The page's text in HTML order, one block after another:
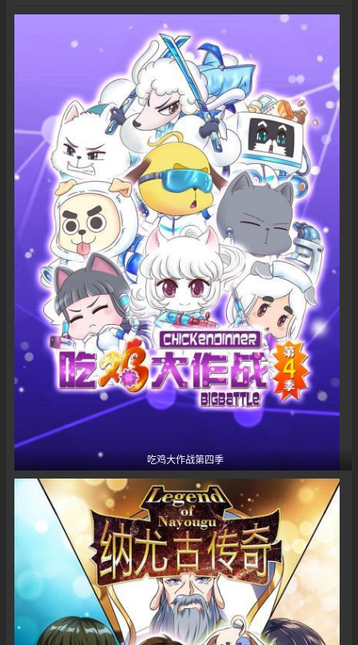
吃鸡大作战第四季